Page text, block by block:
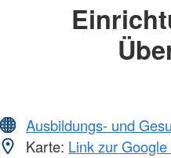
Ausbildungs- und
Karte: Link zur